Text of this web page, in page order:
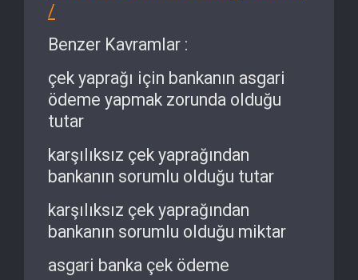
/
Benzer Kavramlar :
çek yaprağı için bankanın asgari
ödeme yapmak zorunda olduğu
tutar
karşılıksız çek yaprağından
bankanın sorumlu olduğu tutar
karşılıksız çek yaprağından
bankanın sorumlu olduğu miktar
asgari banka çek ödeme